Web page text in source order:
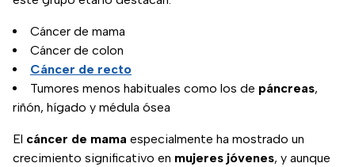
Cáncer de mama
Cáncer de colon
Cáncer de recto
Tumores menos habituales como los de páncreas,
riñón, hígado y médula ósea
El cáncer de mama especialmente ha mostrado un
crecimiento significativo en mujeres jóvenes, y aunque